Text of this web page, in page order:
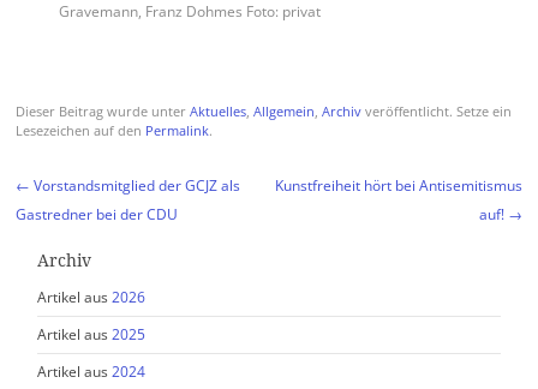
Gravemann, Franz Dohmes Foto: privat
Dieser Beitrag wurde unter Aktuelles, Allgemein, Archivveröffentlicht. Setze ein
Lesezeichen auf den Permalink.
Beitragsnavigation
← Vorstandsmitglied der GCJZ als
Gastredner bei der CDU
Kunstfreiheit hört bei Antisemitismus
auf! →
Archiv
Artikel aus2026
Artikel aus2025
Artikel aus2024